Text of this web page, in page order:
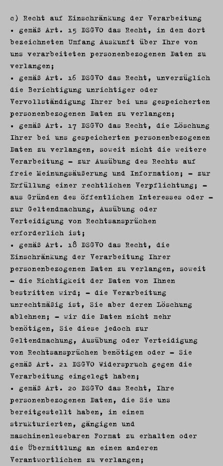
c) Recht auf Einschränkung der Verarbeitung
• gemäß Art. 15 DSGVO das Recht, in dem dort
bezeichneten Umfang Auskunft über Ihre von
uns verarbeiteten personenbezogenen Daten zu
verlangen;
• gemäß Art. 16 DSGVO das Recht, unverzüglich
die Berichtigung unrichtiger oder
Vervollständigung Ihrer bei uns gespeicherten
personenbezogenen Daten zu verlangen;
• gemäß Art. 17 DSGVO das Recht, die Löschung
Ihrer bei uns gespeicherten personenbezogenen
Daten zu verlangen, soweit nicht die weitere
Verarbeitung - zur Ausübung des Rechts auf
freie Meinungsäußerung und Information; - zur
Erfüllung einer rechtlichen Verpflichtung; -
aus Gründen des öffentlichen Interesses oder -
zur Geltendmachung, Ausübung oder
Verteidigung von Rechtsansprüchen
erforderlich ist;
• gemäß Art. 18 DSGVO das Recht, die
Einschränkung der Verarbeitung Ihrer
personenbezogenen Daten zu verlangen, soweit
- die Richtigkeit der Daten von Ihnen
bestritten wird; - die Verarbeitung
unrechtmäßig ist, Sie aber deren Löschung
ablehnen; - wir die Daten nicht mehr
benötigen, Sie diese jedoch zur
Geltendmachung, Ausübung oder Verteidigung
von Rechtsansprüchen benötigen oder - Sie
gemäß Art. 21 DSGVO Widerspruch gegen die
Verarbeitung eingelegt haben;
• gemäß Art. 20 DSGVO das Recht, Ihre
personenbezogenen Daten, die Sie uns
bereitgestellt haben, in einem
strukturierten, gängigen und
maschinenlesebaren Format zu erhalten oder
die Übermittlung an einen anderen
Verantwortlichen zu verlangen;